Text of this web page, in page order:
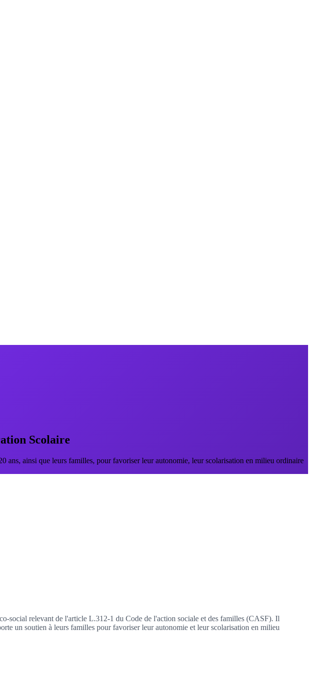
Scolaire
ans, ainsi que leurs familles, pour favoriser leur autonomie, leur scolarisation en milieu ordinaire
social relevant de l'article L.312-1 du Code de l'action sociale et des familles (CASF). Il
un soutien à leurs familles pour favoriser leur autonomie et leur scolarisation en milieu